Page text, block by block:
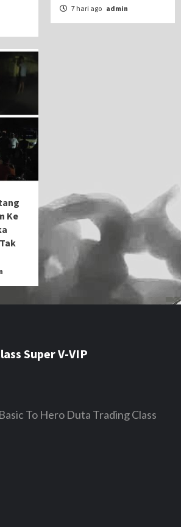
7 hari ago admin
Ke
Super V-VIP
To Hero Duta Trading Class